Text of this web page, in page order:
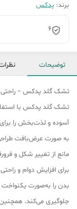
برند: پدکس
۶
توضیحات
تشک گلد پدکس – راحتی
تشک گلد پدکس با
مانع از تغییر شکل و
برای افزایش دوام و
بدن را به‌صورت یکنواخت